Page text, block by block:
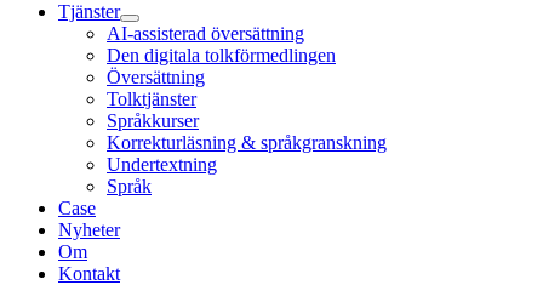
Tjänster
AI-assisterad översättning
Den digitala tolkförmedlingen
Översättning
Tolktjänster
Språkkurser
Korrekturläsning & språkgranskning
Undertextning
Språk
Case
Nyheter
Om
Kontakt